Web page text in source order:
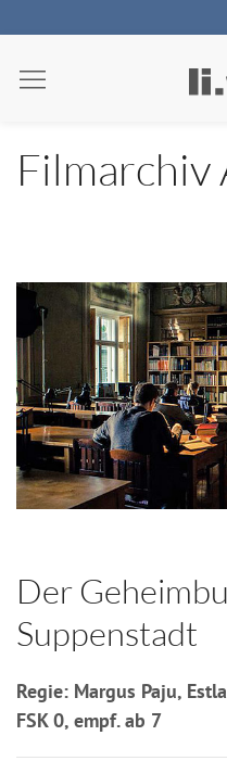
Filmarchiv
Der
Suppenstadt
Regie: Margus Paju,
FSK 0, empf. ab 7